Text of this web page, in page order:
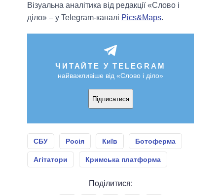
Візуальна аналітика від редакції «Слово і
діло» – у Telegram-каналі Pics&Maps.
ЧИТАЙТЕ У TELEGRAM
найважливіше від «Слово і діло»
Підписатися
СБУ Росія Київ Ботоферма
Агітатори Кримська платформа
Поділитися: